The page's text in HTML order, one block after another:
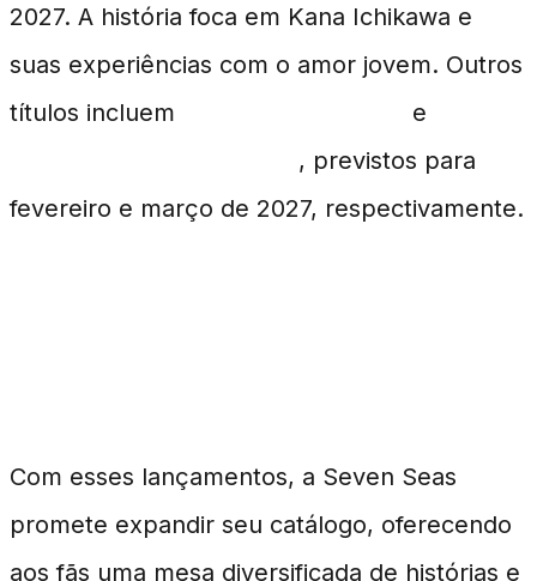
2027. A história foca em Kana Ichikawa e
suas experiências com o amor jovem. Outros
títulos incluem
e
, previstos para
fevereiro e março de 2027, respectivamente.
Com esses lançamentos, a Seven Seas
promete expandir seu catálogo, oferecendo
aos fãs uma mesa diversificada de histórias e